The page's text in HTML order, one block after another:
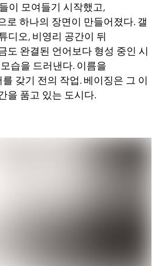
이 모여들기 시작했고,
로 하나의 장면이 만들어졌다. 갤
디오, 비영리 공간이 뒤
도 완결된 언어보다 형성 중인 시
습을 드러낸다. 이름을
갖기 전의 작업. 베이징은 그 이
을 품고 있는 도시다.